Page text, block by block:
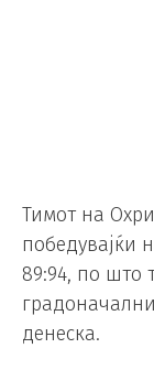
Тимот на
победувајќи
89:94, по што
денеска.